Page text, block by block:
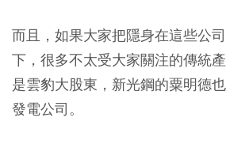
而且，如果大家把隱身在這些公
下，很多不太受大家關注的傳統
是雲豹大股東，新光鋼的粟明德
發電公司。